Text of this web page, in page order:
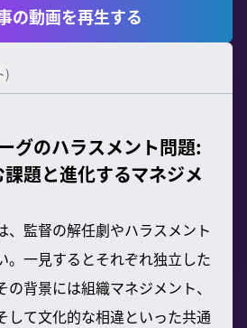
の動画を再生する
)
グのハラスメント問題:
題と進化するマネジメ
、監督の解任劇やハラスメント
。一見するとそれぞれ独立した
背景には組織マネジメント、
して文化的な相違といった共通